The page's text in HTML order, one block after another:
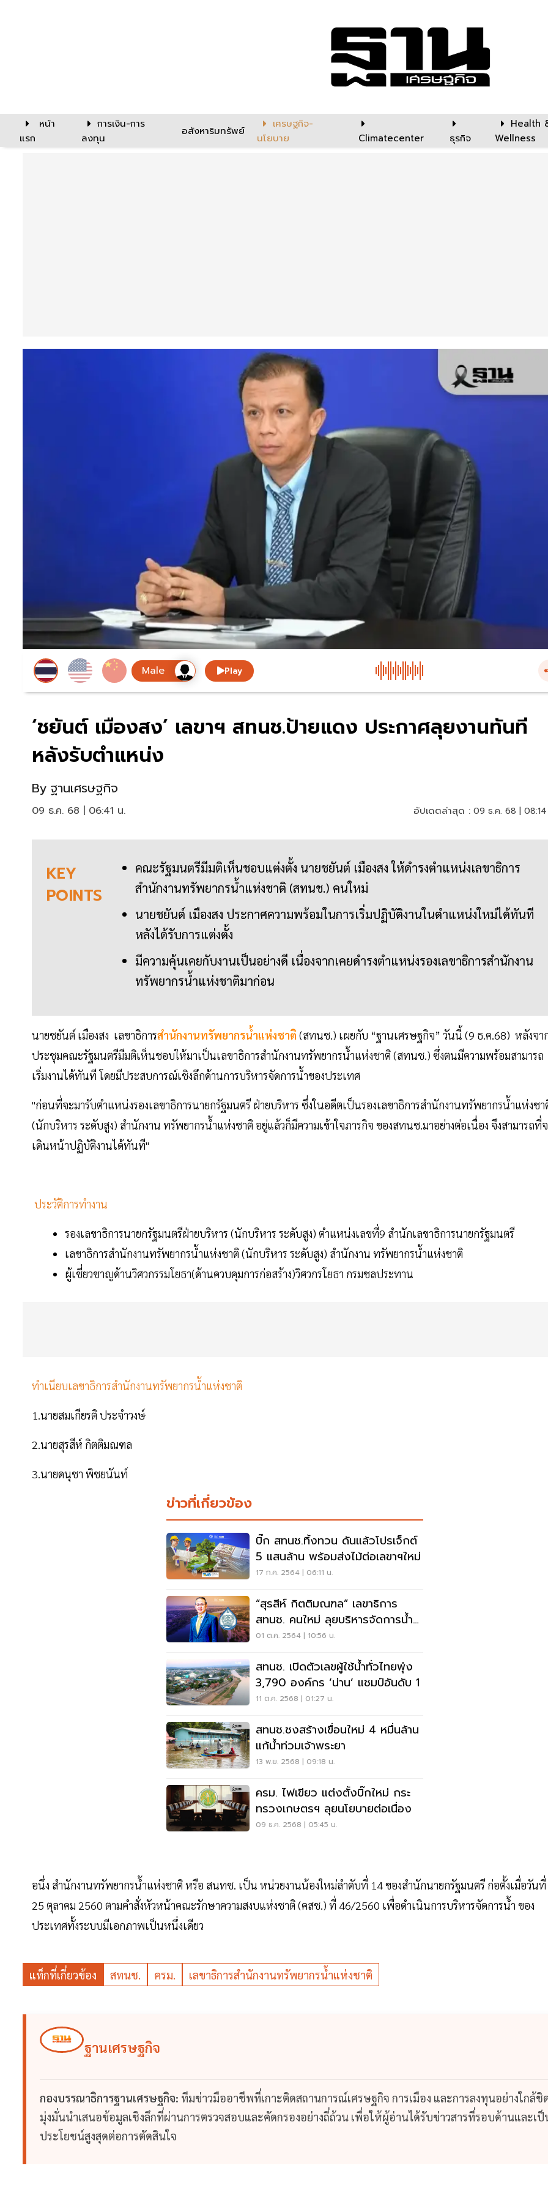
หน้า
แรก
การเงิน-การ
ลงทุน
อสังหาริมทรัพย์
เศรษฐกิจ-
นโยบาย
Climatecenter ธุรกิจ
Health
Wellness
Play
‘ชยันต์ เมืองสง’ เลขาฯ สทนช.ป้ายแดง ประกาศลุยงานทันที
หลังรับตำแหน่ง
By ฐานเศรษฐกิจ
09 ธ.ค. 68 | 06:41 น. อัปเดตล่าสุด : 09 ธ.ค. 68 |
KEY
POINTS
คณะรัฐมนตรีมีมติเห็นชอบแต่งตั้ง นายชยันต์ เมืองสง ให้ดำรงตำแหน่งเลขาธิการ
สำนักงานทรัพยากรน้ำแห่งชาติ (สทนช.) คนใหม่
นายชยันต์ เมืองสง ประกาศความพร้อมในการเริ่มปฏิบัติงานในตำแหน่งใหม่ได้ทันที
หลังได้รับการแต่งตั้ง
มีความคุ้นเคยกับงานเป็นอย่างดี เนื่องจากเคยดำรงตำแหน่งรองเลขาธิการสำนักงาน
ทรัพยากรน้ำแห่งชาติมาก่อน
นายชยันต์ เมืองสง เลขาธิการสำนักงานทรัพยากรน้ำแห่งชาติ (สทนช.) เผยกับ “ฐานเศรษฐกิจ” วันนี้ (9 ธ.ค.68) หลังจา
ประชุมคณะรัฐมนตรีมีมติเห็นชอบให้มาเป็นเลขาธิการสำนักงานทรัพยากรน้ำแห่งชาติ (สทนช.) ซึ่งตนมีความพร้อมสามารถ
เริ่มงานได้ทันที โดยมีประสบการณ์เชิงลึกด้านการบริหารจัดการน้ำของประเทศ
"ก่อนที่จะมารับตำแหน่งรองเลขาธิการนายกรัฐมนตรี ฝ่ายบริหาร ซึ่งในอดีตเป็นรองเลขาธิการสำนักงานทรัพยากรน้ำแห่งชา
(นักบริหาร ระดับสูง) สำนักงาน ทรัพยากรน้ำแห่งชาติ อยู่แล้วก็มีความเข้าใจภารกิจ ของสทนช.มาอย่างต่อเนื่อง จึงสามารถที่
เดินหน้าปฏิบัติงานได้ทันที"
ประวัติการทำงาน
รองเลขาธิการนายกรัฐมนตรีฝ่ายบริหาร (นักบริหาร ระดับสูง) ตำแหน่งเลขที่9 สำนักเลขาธิการนายกรัฐมนตรี
เลขาธิการสำนักงานทรัพยากรน้ำแห่งชาติ (นักบริหาร ระดับสูง) สำนักงาน ทรัพยากรน้ำแห่งชาติ
ผู้เชี่ยวชาญด้านวิศวกรรมโยธา(ด้านควบคุมการก่อสร้าง)วิศวกรโยธา กรมชลประทาน
ทำเนียบเลขาธิการสำนักงานทรัพยากรน้ำแห่งชาติ
1.นายสมเกียรติ ประจำวงษ์
2.นายสุรสีห์ กิตติมณฑล
3.นายดนุชา พิชยนันท์
ข่าวที่เกี่ยวข้อง
บิ๊ก สทนช.ทิ้งทวน ดันแล้วโปรเจ็กต์
5 แสนล้าน พร้อมส่งไม้ต่อเลขาฯใหม่
17 ก.ค. 2564 | 06:11 น.
“สุรสีห์ กิตติมณฑล” เลขาธิการ
สทนช. คนใหม่ ลุยบริหารจัดการน้ำ
ทั้งประเทศ
01 ต.ค. 2564 | 10:56 น.
สทนช. เปิดตัวเลขผู้ใช้น้ำทั่วไทยพุ่ง
3,790 องค์กร ‘น่าน’ แชมป์อันดับ 1
11 ต.ค. 2568 | 01:27 น.
สทนช.ชงสร้างเขื่อนใหม่ 4 หมื่นล้าน
แก้น้ำท่วมเจ้าพระยา
13 พ.ย. 2568 | 09:18 น.
ครม. ไฟเขียว แต่งตั้งบิ๊กใหม่ กระ
ทรวงเกษตรฯ ลุยนโยบายต่อเนื่อง
09 ธ.ค. 2568 | 05:45 น.
อนึ่ง สำนักงานทรัพยากรน้ำแห่งชาติ หรือ สนทช. เป็น หน่วยงานน้องใหม่ลำดับที่ 14 ของสำนักนายกรัฐมนตรี ก่อตั้งเมื่อวันที่
25 ตุลาคม 2560 ตามคำสั่งหัวหน้าคณะรักษาความสงบแห่งชาติ (คสช.) ที่ 46/2560 เพื่อดำเนินการบริหารจัดการน้ำ ของ
ประเทศทั้งระบบมีเอกภาพเป็นหนึ่งเดียว
แท็กที่เกี่ยวข้อง สทนช. ครม. เลขาธิการสำนักงานทรัพยากรน้ำแห่งชาติ
ฐานเศรษฐกิจ
กองบรรณาธิการฐานเศรษฐกิจ: ทีมข่าวมืออาชีพที่เกาะติดสถานการณ์เศรษฐกิจ การเมือง และการลงทุนอย่างใกล้ชิ
มุ่งมั่นนำเสนอข้อมูลเชิงลึกที่ผ่านการตรวจสอบและคัดกรองอย่างถี่ถ้วน เพื่อให้ผู้อ่านได้รับข่าวสารที่รอบด้านและเป็
ประโยชน์สูงสุดต่อการตัดสินใจ